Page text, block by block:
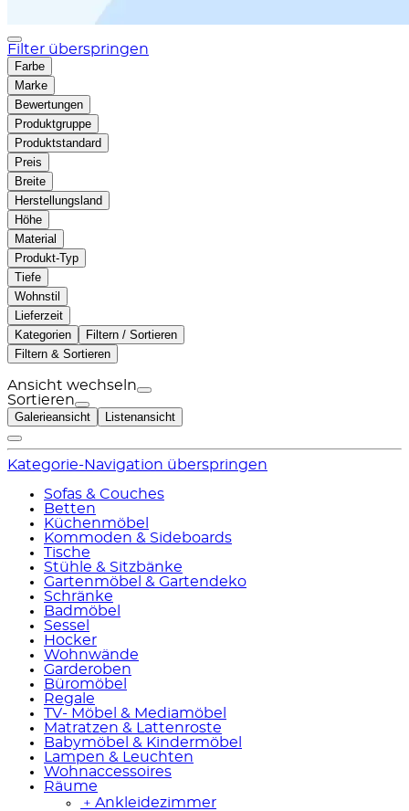
Filter überspringen
Farbe
Marke
Bewertungen
Produktgruppe
Produktstandard
Preis
Breite
Herstellungsland
Höhe
Material
Produkt-Typ
Tiefe
Wohnstil
Lieferzeit
Kategorien
Filtern / Sortieren
Filtern & Sortieren
Ansicht wechseln
Sortieren
Galerieansicht Listenansicht
Kategorie-Navigation überspringen
Sofas & Couches
Betten
Küchenmöbel
Kommoden & Sideboards
Tische
Stühle & Sitzbänke
Gartenmöbel & Gartendeko
Schränke
Badmöbel
Sessel
Hocker
Wohnwände
Garderoben
Büromöbel
Regale
TV- Möbel & Mediamöbel
Matratzen & Lattenroste
Babymöbel & Kindermöbel
Lampen & Leuchten
Wohnaccessoires
Räume
﹢ Ankleidezimmer